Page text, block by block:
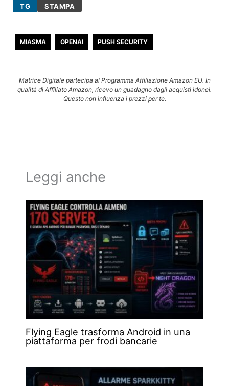
TG STAMPA
MIASMA OPENAI PUSH SECURITY
Matrice Digitale partecipa al Programma Affiliazione Amazon EU. In
qualità di Affiliato Amazon, ricevo un guadagno dagli acquisti idonei.
Questo non influenza i prezzi per te.
Leggi anche
Flying Eagle trasforma Android in una
piattaforma per frodi bancarie